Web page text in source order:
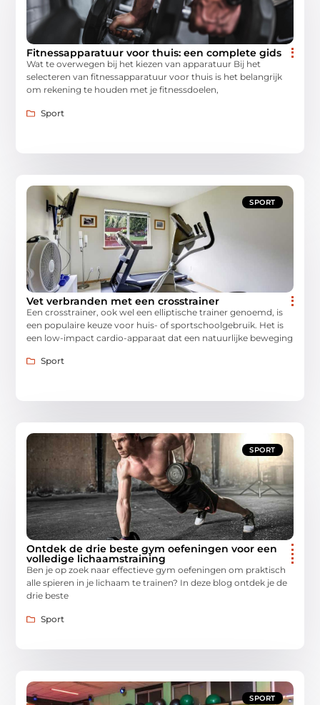
Fitnessapparatuur voor thuis: een complete gids
Wat te overwegen bij het kiezen van apparatuur Bij het
selecteren van fitnessapparatuur voor thuis is het belangrijk
om rekening te houden met je fitnessdoelen,
Sport
SPORT
Vet verbranden met een crosstrainer
Een crosstrainer, ook wel een elliptische trainer genoemd, is
een populaire keuze voor huis- of sportschoolgebruik. Het is
een low-impact cardio-apparaat dat een natuurlijke beweging
Sport
SPORT
Ontdek de drie beste gym oefeningen voor een
volledige lichaamstraining
Ben je op zoek naar effectieve gym oefeningen om praktisch
alle spieren in je lichaam te trainen? In deze blog ontdek je de
drie beste
Sport
SPORT